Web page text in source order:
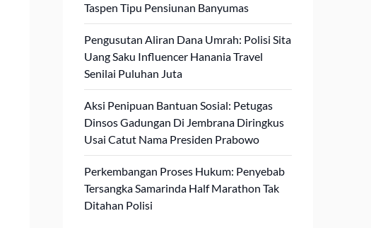
Taspen Tipu Pensiunan Banyumas
Pengusutan Aliran Dana Umrah: Polisi Sita
Uang Saku Influencer Hanania Travel
Senilai Puluhan Juta
Aksi Penipuan Bantuan Sosial: Petugas
Dinsos Gadungan Di Jembrana Diringkus
Usai Catut Nama Presiden Prabowo
Perkembangan Proses Hukum: Penyebab
Tersangka Samarinda Half Marathon Tak
Ditahan Polisi